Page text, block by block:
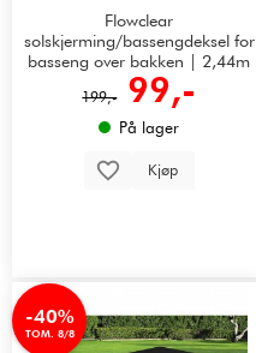
Flowclear
solskjerming/bassengdeksel for
basseng over bakken | 2,44m
199,- 99,-
På lager
Kjøp
-40%
TOM. 8/8